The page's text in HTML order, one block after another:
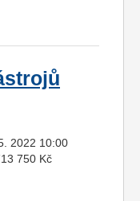
2022 10:00
750 Kč